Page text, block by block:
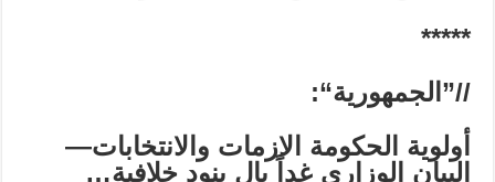
*****
//” الجمهورية“:
أولوية الحكومة الازمات والانتخابات—
البيان الوزاري غداً بال بنود خلافية…